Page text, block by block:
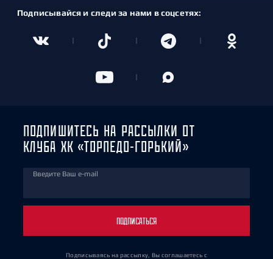
Подписывайся и следи за нами в соцсетях:
ПОДПИШИТЕСЬ НА РАССЫЛКИ ОТ
КЛУБА ХК «ТОРПЕДО-ГОРЬКИЙ»
Введите Ваш e-mail
ПОДПИСАТЬСЯ
Подписываясь на рассылку, Вы соглашаетесь с